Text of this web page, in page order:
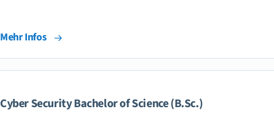
Mehr Infos
Cyber Security Bachelor of Science (B.Sc.)